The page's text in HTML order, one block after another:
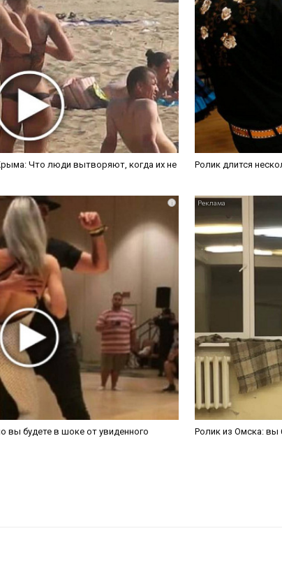
Что люди вытворяют, когда их не
Ролик длится
i
вы будете в шоке от увиденного Ролик из Омска: вы